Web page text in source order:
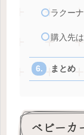
ラクー
購入先
まとめ
ベビーカ